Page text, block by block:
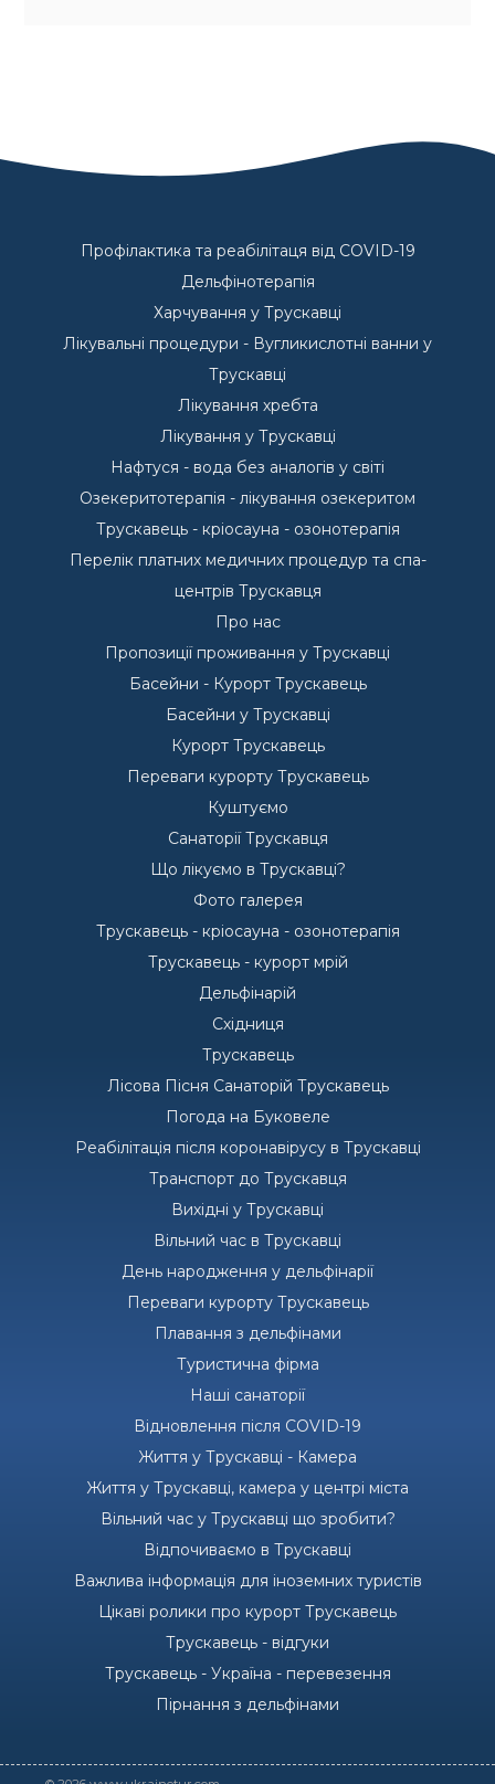
Профілактика та реабілітаця від COVID-19
Дельфінотерапія
Харчування у Трускавці
Лікувальні процедури - Вугликислотні ванни у
Трускавці
Лікування хребта
Лікування у Трускавці
Нафтуся - вода без аналогів у світі
Озекеритотерапія - лікування озекеритом
Трускавець - кріосауна - озонотерапія
Перелік платних медичних процедур та спа-
центрів Трускавця
Про нас
Пропозиції проживання у Трускавці
Басейни - Курорт Трускавець
Басейни у Трускавці
Курорт Трускавець
Переваги курорту Трускавець
Куштуємо
Санаторії Трускавця
Що лікуємо в Трускавці?
Фото галерея
Трускавець - кріосауна - озонотерапія
Трускавець - курорт мрій
Дельфінарій
Східниця
Трускавець
Лісова Пісня Санаторій Трускавець
Погода на Буковеле
Реабілітація після коронавірусу в Трускавці
Транспорт до Трускавця
Вихідні у Трускавці
Вільний час в Трускавці
День народження у дельфінарії
Переваги курорту Трускавець
Плавання з дельфінами
Туристична фірма
Наші санаторії
Відновлення після COVID-19
Життя у Трускавці - Камера
Життя у Трускавці, камера у центрі міста
Вільний час у Трускавці що зробити?
Відпочиваємо в Трускавці
Важлива інформація для іноземних туристів
Цікаві ролики про курорт Трускавець
Трускавець - відгуки
Трускавець - Україна - перевезення
Пірнання з дельфінами